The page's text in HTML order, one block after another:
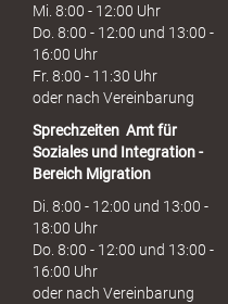
Mi. 8:00 - 12:00 Uhr
Do. 8:00 - 12:00 und 13:00 -
16:00 Uhr
Fr. 8:00 - 11:30 Uhr
oder nach Vereinbarung
Sprechzeiten Amt für
Soziales und Integration -
Bereich Migration
Di. 8:00 - 12:00 und 13:00 -
18:00 Uhr
Do. 8:00 - 12:00 und 13:00 -
16:00 Uhr
oder nach Vereinbarung